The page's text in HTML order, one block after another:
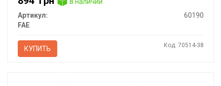
Артикул:
60190
FAE
КУПИТЬ Код: 70514-38